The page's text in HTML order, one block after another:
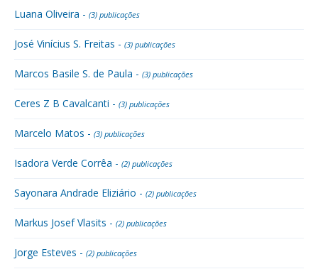
Luana Oliveira - (3) publicações
José Vinícius S. Freitas - (3) publicações
Marcos Basile S. de Paula - (3) publicações
Ceres Z B Cavalcanti - (3) publicações
Marcelo Matos - (3) publicações
Isadora Verde Corrêa - (2) publicações
Sayonara Andrade Eliziário - (2) publicações
Markus Josef Vlasits - (2) publicações
Jorge Esteves - (2) publicações